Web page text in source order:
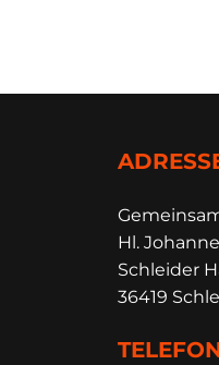
Gem
Hl.
Schleider
36419